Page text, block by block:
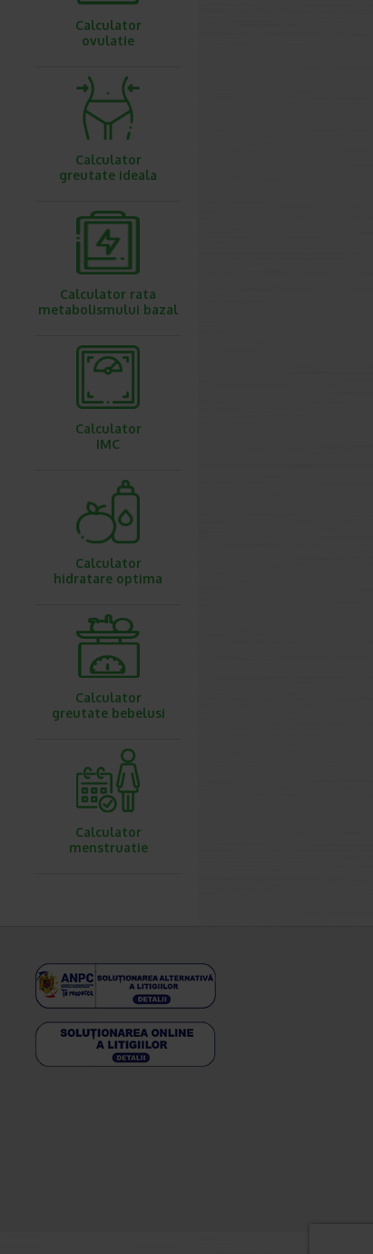
Calculator
ovulatie
Calculator
greutate ideala
Calculator rata
metabolismului bazal
Calculator
IMC
Calculator
hidratare optima
Calculator
greutate bebelusi
Calculator
menstruatie